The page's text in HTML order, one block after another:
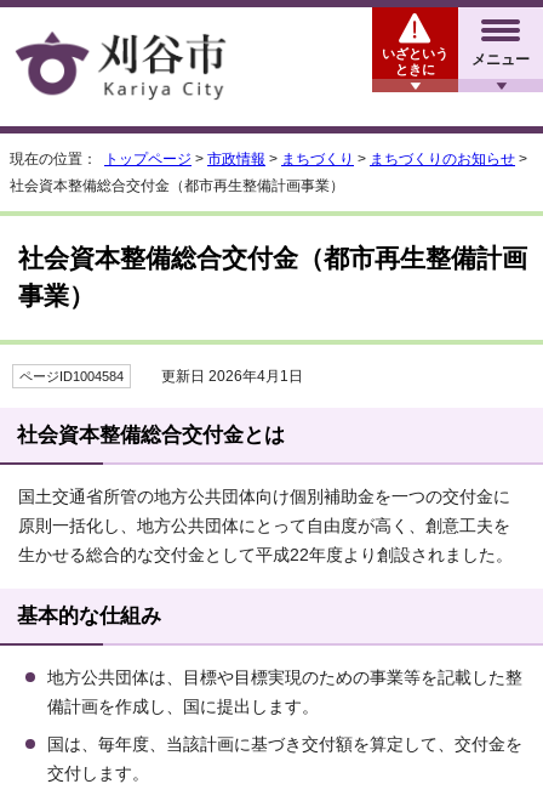
メニュー
いざという
ときに
現在の位置： トップページ > 市政情報 > まちづくり > まちづくりのお知らせ >
社会資本整備総合交付金（都市再生整備計画事業）
社会資本整備総合交付金（都市再生整備計画
事業）
ページID1004584 更新日 2026年4月1日
社会資本整備総合交付金とは
国土交通省所管の地方公共団体向け個別補助金を一つの交付金に
原則一括化し、地方公共団体にとって自由度が高く、創意工夫を
生かせる総合的な交付金として平成22年度より創設されました。
基本的な仕組み
地方公共団体は、目標や目標実現のための事業等を記載した整
備計画を作成し、国に提出します。
国は、毎年度、当該計画に基づき交付額を算定して、交付金を
交付します。